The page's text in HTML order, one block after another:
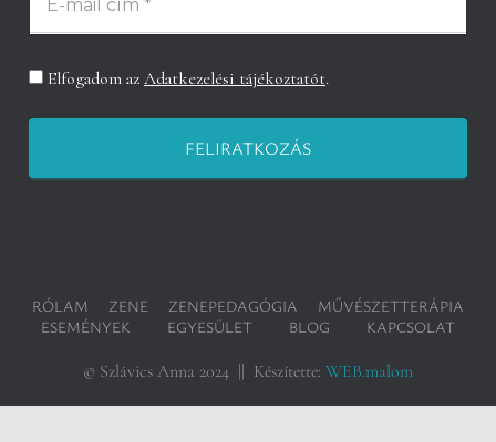
Elfogadom az Adatkezelési tájékoztatót.
RÓLAM ZENE ZENEPEDAGÓGIA
MŰVÉSZETTERÁPIA
ESEMÉNYEK
EGYESÜLET BLOG KAPCSOLAT
© Szlávics Anna 2024 || Készítette: WEB.malom